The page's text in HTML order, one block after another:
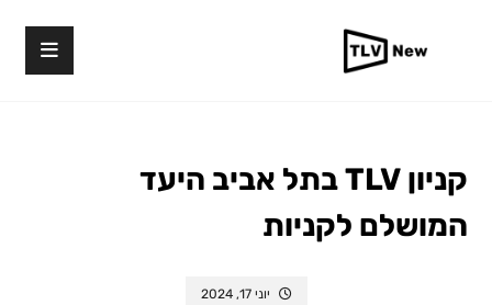
קניון TLV בתל אביב היעד
המושלם לקניות
יוני 17, 2024